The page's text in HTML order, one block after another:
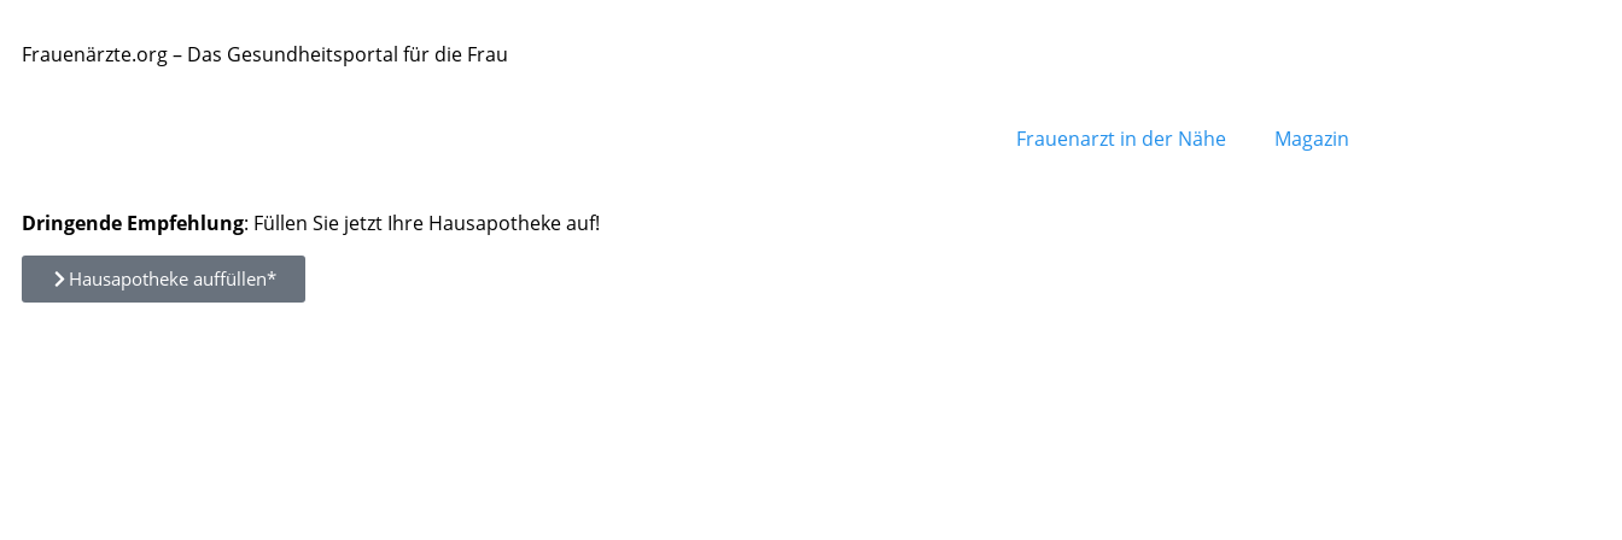
Frauenärzte.org – Das Gesundheitsportal für die Frau
Frauenarzt in der Nähe Magazin
Dringende Empfehlung: Füllen Sie jetzt Ihre Hausapotheke auf!
Hausapotheke auffüllen*